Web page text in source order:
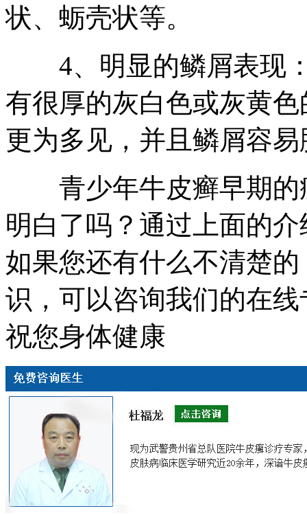
状、蛎壳状等。
4、明显的鳞屑表现：
有很厚的灰白色或灰黄
更为多见，并且鳞屑容
青少年牛皮癣早期的
明白了吗？通过上面的
如果您还有什么不清楚
识，可以咨询我们的在
祝您身体健康